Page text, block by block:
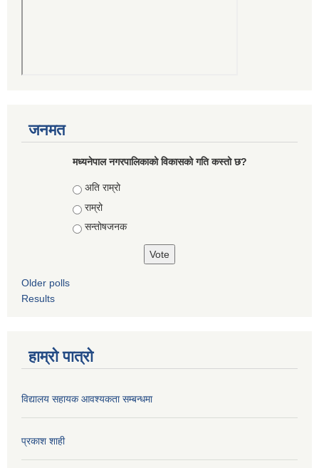
जनमत
मध्यनेपाल नगरपालिकाको विकासको गति कस्तो छ?
Choices
अति राम्रो
राम्रो
सन्तोषजनक
Older polls
Results
हाम्रो पात्रो
विद्यालय सहायक आवश्यकता सम्बन्धमा
प्रकाश शाही